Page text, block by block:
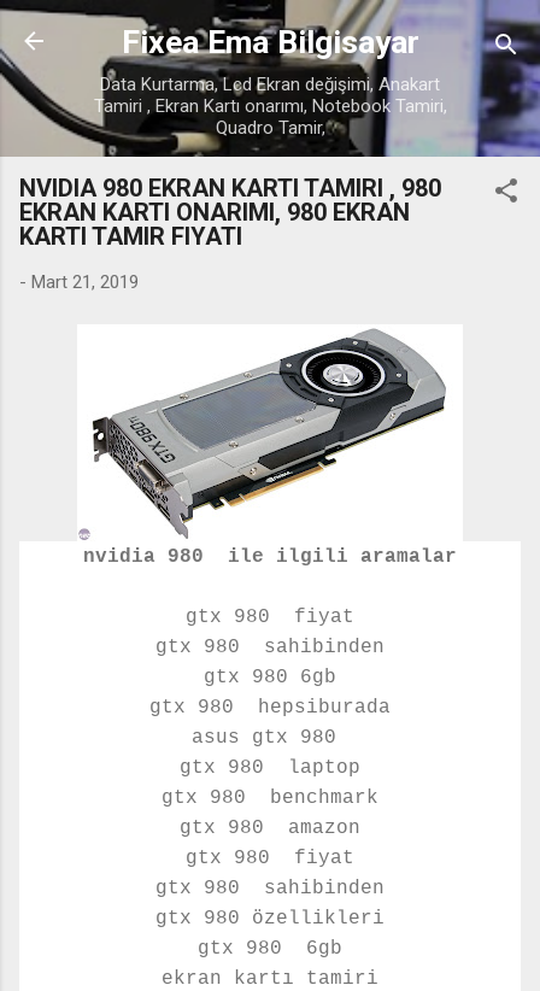
Ana içeriğe atla
Fixea Ema Bilgisayar
Data Kurtarma, Lcd Ekran değişimi, Anakart
Tamiri , Ekran Kartı onarımı, Notebook Tamiri,
Quadro Tamir,
NVIDIA 980 EKRAN KARTI TAMIRI , 980
EKRAN KARTI ONARIMI, 980 EKRAN
KARTI TAMIR FIYATI
- Mart 21, 2019
nvidia 980 ile ilgili aramalar
gtx 980 fiyat
gtx 980 sahibinden
gtx 980 6gb
gtx 980 hepsiburada
asus gtx 980
gtx 980 laptop
gtx 980 benchmark
gtx 980 amazon
gtx 980 fiyat
gtx 980 sahibinden
gtx 980 özellikleri
gtx 980 6gb
ekran kartı tamiri